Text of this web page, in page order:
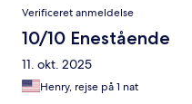
Verificeret anmeldelse
10/10 Enestående
11. okt. 2025
Henry, rejse på 1 nat